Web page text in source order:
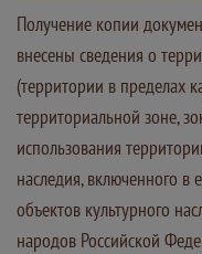
Получение копии
внесены сведения о
(территории в пределах
территориальной зоне,
использования
наследия, включенного в
объектов культурного
народов Российской